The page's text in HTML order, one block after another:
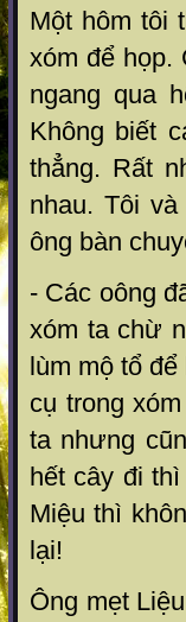
Một hôm tôi
xóm để họp.
ngang qua
Không biết
thẳng. Rất
nhau. Tôi
ông bàn
- Các oông
xóm ta chừ
lùm mộ tổ
cụ trong
ta nhưng
hết cây đi
Miệu thì
lại!
Ông mẹt